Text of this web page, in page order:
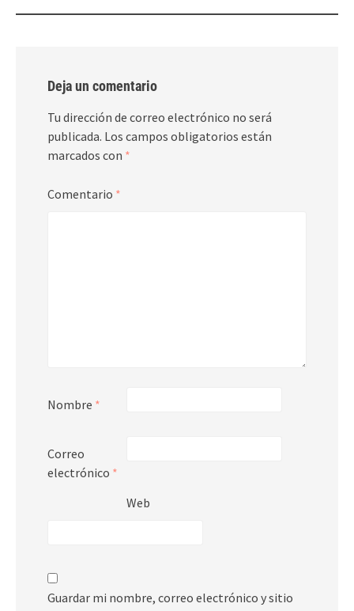
Deja un comentario
Tu dirección de correo electrónico no será
publicada. Los campos obligatorios están
marcados con *
Comentario *
Nombre *
Correo
electrónico *
Web
Guardar mi nombre, correo electrónico y sitio